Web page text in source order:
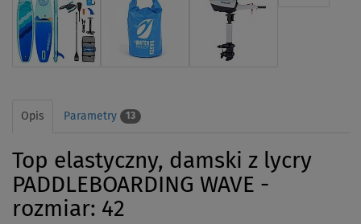
Opis Parametry 13
Top elastyczny, damski z lycry
PADDLEBOARDING WAVE -
rozmiar: 42